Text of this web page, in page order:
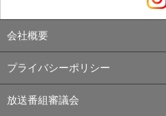
会社概要
プライバシーポリシー
放送番組審議会